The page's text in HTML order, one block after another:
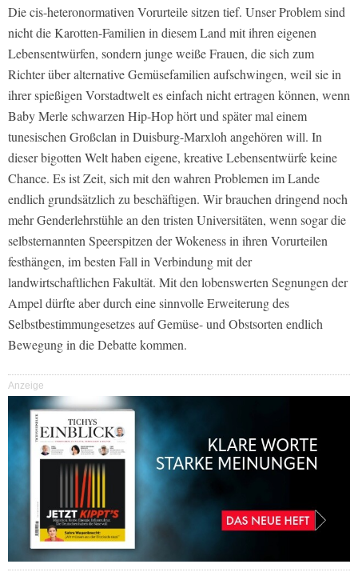
Die cis-heteronormativen Vorurteile sitzen tief. Unser Problem sind
nicht die Karotten-Familien in diesem Land mit ihren eigenen
Lebensentwürfen, sondern junge weiße Frauen, die sich zum
Richter über alternative Gemüsefamilien aufschwingen, weil sie in
ihrer spießigen Vorstadtwelt es einfach nicht ertragen können, wenn
Baby Merle schwarzen Hip-Hop hört und später mal einem
tunesischen Großclan in Duisburg-Marxloh angehören will. In
dieser bigotten Welt haben eigene, kreative Lebensentwürfe keine
Chance. Es ist Zeit, sich mit den wahren Problemen im Lande
endlich grundsätzlich zu beschäftigen. Wir brauchen dringend noch
mehr Genderlehrstühle an den tristen Universitäten, wenn sogar die
selbsternannten Speerspitzen der Wokeness in ihren Vorurteilen
festhängen, im besten Fall in Verbindung mit der
landwirtschaftlichen Fakultät. Mit den lobenswerten Segnungen der
Ampel dürfte aber durch eine sinnvolle Erweiterung des
Selbstbestimmungesetzes auf Gemüse- und Obstsorten endlich
Bewegung in die Debatte kommen.
Anzeige